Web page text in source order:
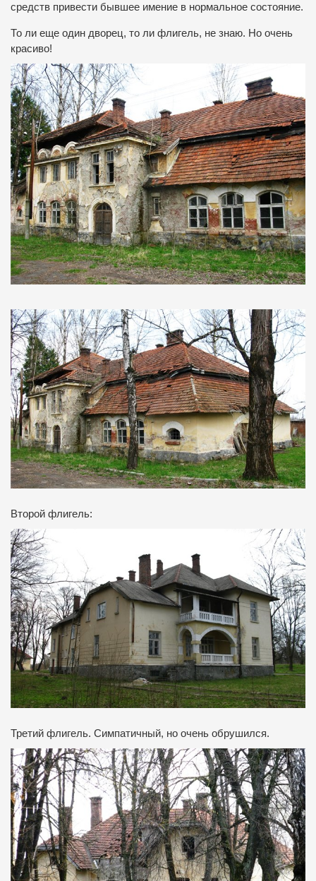
средств привести бывшее имение в нормальное состояние.
То ли еще один дворец, то ли флигель, не знаю. Но очень
красиво!
Второй флигель:
Третий флигель. Симпатичный, но очень обрушился.